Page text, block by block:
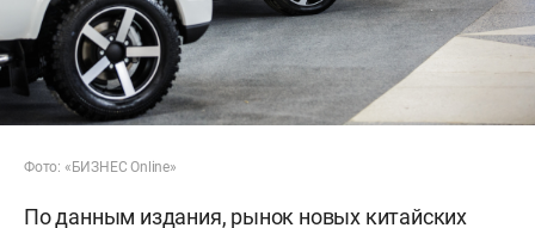
Фото: «БИЗНЕС Online»
По данным издания, рынок новых китайских